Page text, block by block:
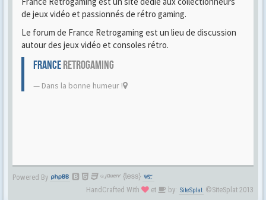
de jeux vidéo et passionnés de rétro gaming.
Le forum de France Retrogaming est un lieu de discussion
autour des jeux vidéo et consoles rétro.
FRANCERETROGAMING
Dans la bonne humeur !
Powered By
HandCrafted With
et by: SiteSplat ©SiteSplat 2013